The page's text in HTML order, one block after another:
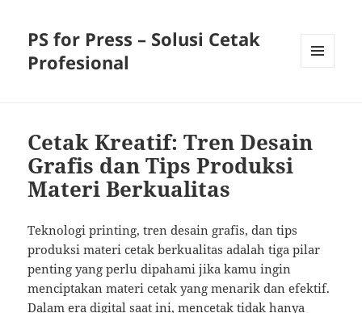
PS for Press – Solusi Cetak
Profesional
Cetak Kreatif: Tren Desain
Grafis dan Tips Produksi
Materi Berkualitas
Teknologi printing, tren desain grafis, dan tips
produksi materi cetak berkualitas adalah tiga pilar
penting yang perlu dipahami jika kamu ingin
menciptakan materi cetak yang menarik dan efektif.
Dalam era digital saat ini, mencetak tidak hanya